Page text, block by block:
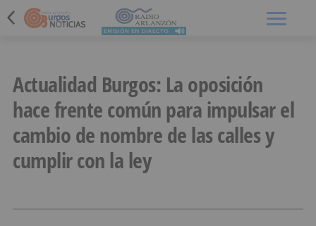
Actualidad Burgos: La oposición
hace frente común para impulsar el
cambio de nombre de las calles y
cumplir con la ley